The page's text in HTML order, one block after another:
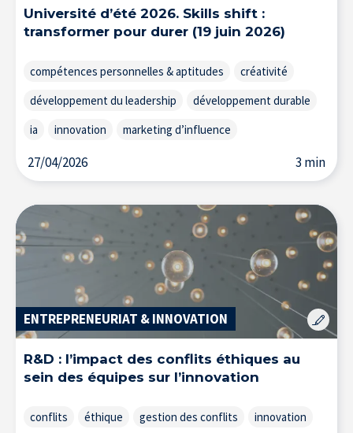
Université d’été 2026. Skills shift :
transformer pour durer (19 juin 2026)
compétences personnelles & aptitudes
créativité
développement du leadership
développement durable
ia
innovation marketing d’influence
27/04/2026 3 min
ENTREPRENEURIAT & INNOVATION
R&D : l’impact des conflits éthiques au
sein des équipes sur l’innovation
conflits éthique gestion des conflits
innovation